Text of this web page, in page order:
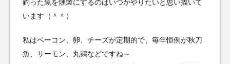
釣った魚を燻製にするのはいつかやりたいと思い描いて
います（＾＾）
私はベーコン、卵、チーズが定期的で、毎年恒例が秋刀
魚、サーモン、丸鶏などですね～